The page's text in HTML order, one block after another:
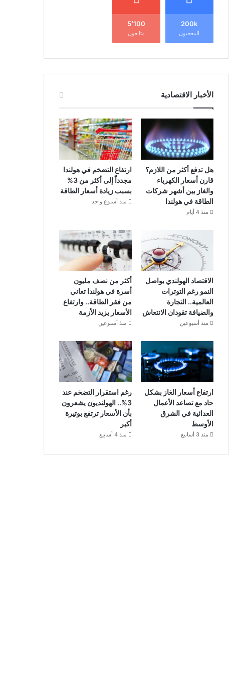
200k
المعجبون
5٬100
متابعون
الأخبار الاقتصادية
هل تدفع أكثر من اللازم؟
قارن أسعار الكهرباء
والغاز بين أشهر شركات
الطاقة في هولندا
منذ 4 أيام
ارتفاع التضخم في هولندا
مجدداً إلى أكثر من 3%
بسبب زيادة أسعار الطاقة
منذ أسبوع واحد
الاقتصاد الهولندي يواصل
النمو رغم التوترات
العالمية.. التجارة
والضيافة تقودان الانتعاش
منذ أسبوعين
أكثر من نصف مليون
أسرة في هولندا تعاني
من فقر الطاقة.. وارتفاع
الأسعار يزيد الأزمة
منذ أسبوعين
ارتفاع أسعار الغاز بشكل
حاد مع تصاعد الأعمال
العدائية في الشرق
الأوسط
منذ 3 أسابيع
رغم استقرار التضخم عند
3%.. الهولنديون يشعرون
بأن الأسعار ترتفع بوتيرة
أكبر
منذ 4 أسابيع